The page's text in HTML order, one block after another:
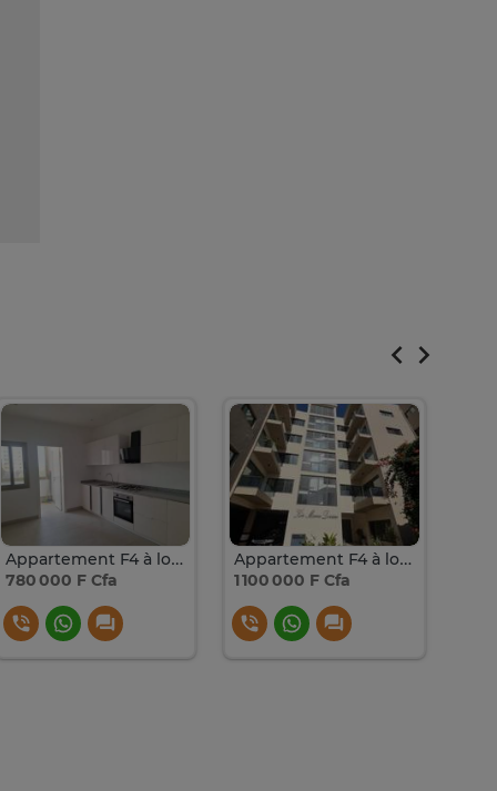
Appartement F4 à louer au point e
780 000 F Cfa
Appartement F4 à louer au Point E
1 100 000 F Cfa